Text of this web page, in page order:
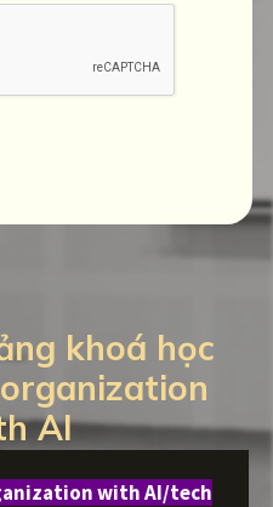
with AI/tech
khoá học
AI